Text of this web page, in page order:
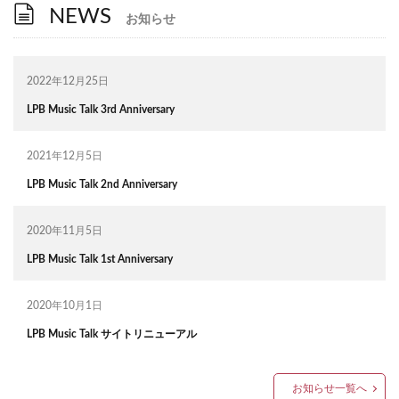
NEWS お知らせ
2022年12月25日
LPB Music Talk 3rd Anniversary
2021年12月5日
LPB Music Talk 2nd Anniversary
2020年11月5日
LPB Music Talk 1st Anniversary
2020年10月1日
LPB Music Talk サイトリニューアル
お知らせ一覧へ